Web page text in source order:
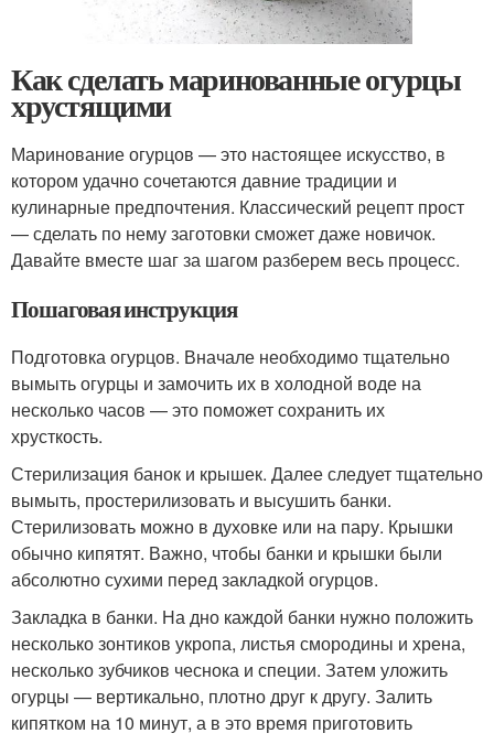
Как сделать маринованные огурцы
хрустящими
Маринование огурцов — это настоящее искусство, в
котором удачно сочетаются давние традиции и
кулинарные предпочтения. Классический рецепт прост
— сделать по нему заготовки сможет даже новичок.
Давайте вместе шаг за шагом разберем весь процесс.
Пошаговая инструкция
Подготовка огурцов. Вначале необходимо тщательно
вымыть огурцы и замочить их в холодной воде на
несколько часов — это поможет сохранить их
хрусткость.
Стерилизация банок и крышек. Далее следует тщательно
вымыть, простерилизовать и высушить банки.
Стерилизовать можно в духовке или на пару. Крышки
обычно кипятят. Важно, чтобы банки и крышки были
абсолютно сухими перед закладкой огурцов.
Закладка в банки. На дно каждой банки нужно положить
несколько зонтиков укропа, листья смородины и хрена,
несколько зубчиков чеснока и специи. Затем уложить
огурцы — вертикально, плотно друг к другу. Залить
кипятком на 10 минут, а в это время приготовить